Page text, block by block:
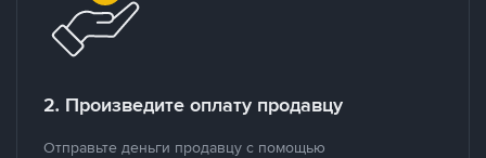
2. Произведите оплату продавцу
Отправьте деньги продавцу с помощью